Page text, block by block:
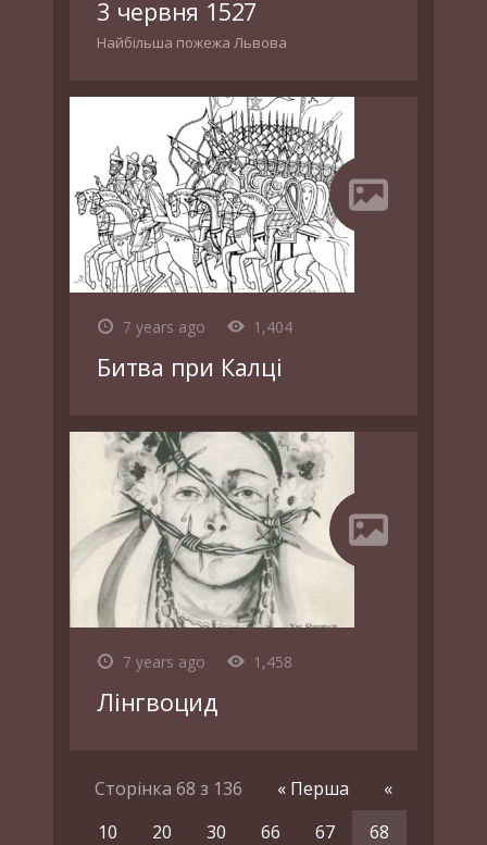
3 червня 1527
Найбільша пожежа Львова
7 years ago 1,404
Битва при Калці
7 years ago 1,458
Лінгвоцид
Сторінка 68 з 136 « Перша
«
10
20 30 66 67
68